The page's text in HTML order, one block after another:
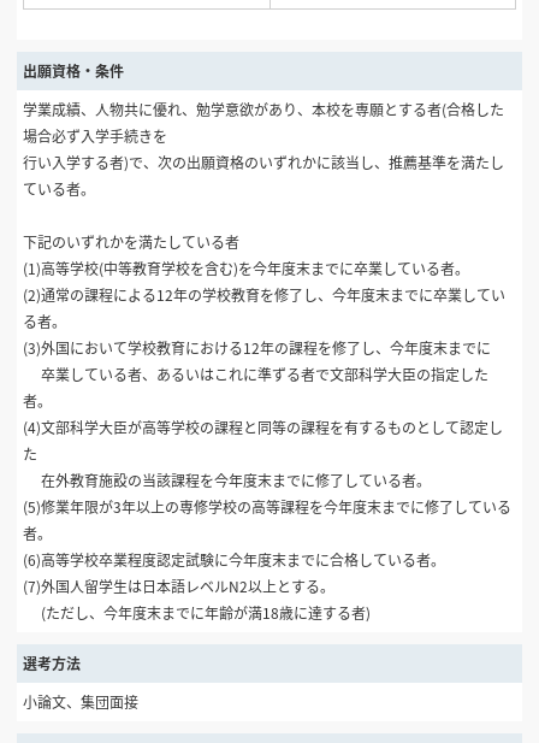
出願資格・条件
学業成績、人物共に優れ、勉学意欲があり、本校を専願とする者(合格した
場合必ず入学手続きを
行い入学する者)で、次の出願資格のいずれかに該当し、推薦基準を満たし
ている者。
下記のいずれかを満たしている者
(1)高等学校(中等教育学校を含む)を今年度末までに卒業している者。
(2)通常の課程による12年の学校教育を修了し、今年度末までに卒業してい
る者。
(3)外国において学校教育における12年の課程を修了し、今年度末までに
卒業している者、あるいはこれに準ずる者で文部科学大臣の指定した
者。
(4)文部科学大臣が高等学校の課程と同等の課程を有するものとして認定し
た
在外教育施設の当該課程を今年度末までに修了している者。
(5)修業年限が3年以上の専修学校の高等課程を今年度末までに修了している
者。
(6)高等学校卒業程度認定試験に今年度末までに合格している者。
(7)外国人留学生は日本語レベルN2以上とする。
(ただし、今年度末までに年齢が満18歳に達する者)
選考方法
小論文、集団面接